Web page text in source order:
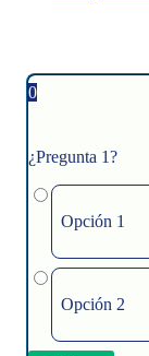
0
¿Pregunta 1?
Opción 1
Opción 2